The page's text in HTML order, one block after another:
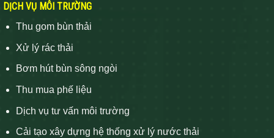
DỊCH VỤ MÔI TRƯỜNG
Thu gom bùn thải
Xử lý rác thải
Bơm hút bùn sông ngòi
Thu mua phế liệu
Dịch vụ tư vấn môi trường
Cải tạo xây dựng hệ thống xử lý nước thải